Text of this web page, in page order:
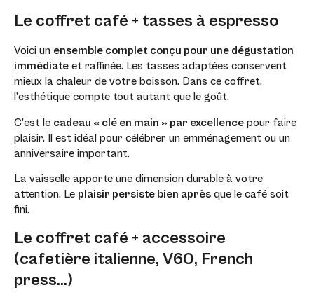
Le coffret café + tasses à espresso
Voici un ensemble complet conçu pour une dégustation
immédiate et raffinée. Les tasses adaptées conservent
mieux la chaleur de votre boisson. Dans ce coffret,
l’esthétique compte tout autant que le goût.
C’est le cadeau « clé en main » par excellence pour faire
plaisir. Il est idéal pour célébrer un emménagement ou un
anniversaire important.
La vaisselle apporte une dimension durable à votre
attention. Le plaisir persiste bien après que le café soit
fini.
Le coffret café + accessoire
(cafetière italienne, V60, French
press…)